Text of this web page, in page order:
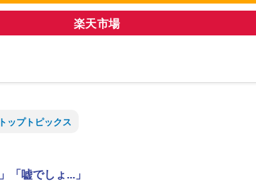
楽天市場
トップトピックス
「嘘でしょ...」